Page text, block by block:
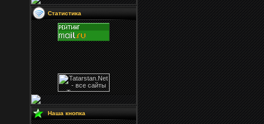
Статистика
Наша кнопка